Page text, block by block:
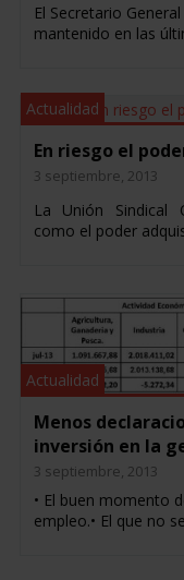
El Secretario
mantenido en las
Actualidad
En riesgo el
3 septiembre, 2013
La Unión Sindical
como el poder
Actualidad
Menos
inversión en la
3 septiembre, 2013
• El buen momento
empleo.• El que no